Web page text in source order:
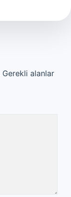
Gerekli alanlar